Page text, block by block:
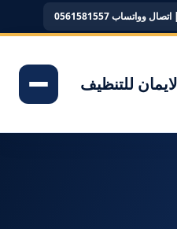
0561581557
للتنظيف